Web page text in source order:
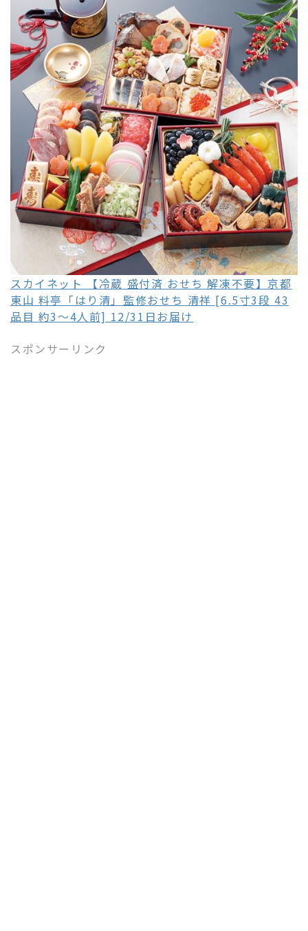
スカイネット 【冷蔵 盛付済 おせち 解凍不要】京都
東山 料亭「はり清」監修おせち 清祥 [6.5寸3段 43
品目 約3～4人前] 12/31日お届け
スポンサーリンク